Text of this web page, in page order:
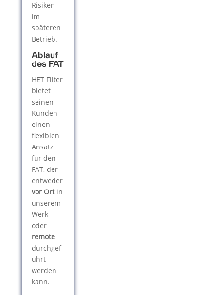
Risiken
im
späteren
Betrieb.
Ablauf
des FAT
HET Filter
bietet
seinen
Kunden
einen
flexiblen
Ansatz
für den
FAT, der
entweder
vor Ortin
unserem
Werk
oder
remote
durchgef
ührt
werden
kann.